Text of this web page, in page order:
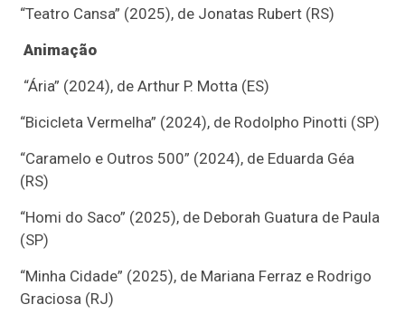
“Teatro Cansa” (2025), de Jonatas Rubert (RS)
Animação
“Ária” (2024), de Arthur P. Motta (ES)
“Bicicleta Vermelha” (2024), de Rodolpho Pinotti (SP)
“Caramelo e Outros 500” (2024), de Eduarda Géa
(RS)
“Homi do Saco” (2025), de Deborah Guatura de Paula
(SP)
“Minha Cidade” (2025), de Mariana Ferraz e Rodrigo
Graciosa (RJ)